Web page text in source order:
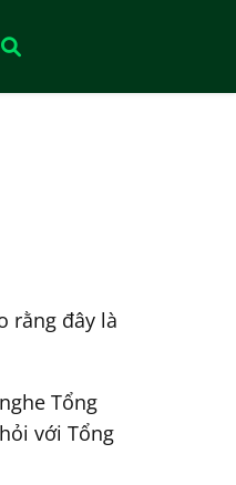
rằng đây là
Tổng
với Tổng